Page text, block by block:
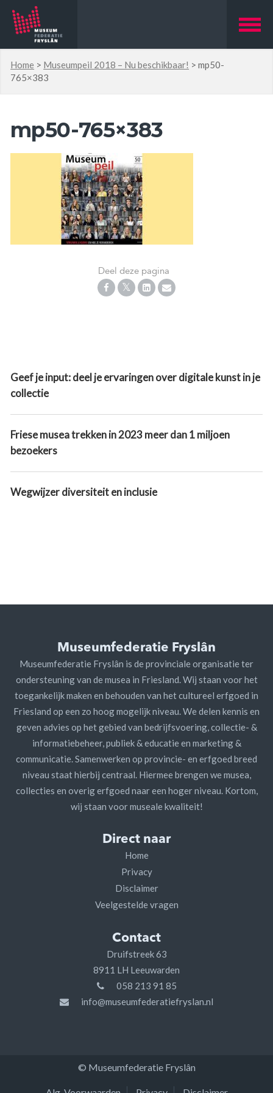
Home > Museumpeil 2018 – Nu beschikbaar! >mp50-
765×383
mp50-765×383
Deel deze pagina
Geef je input: deel je ervaringen over digitale kunst in je
collectie
Friese musea trekken in 2023 meer dan 1 miljoen
bezoekers
Wegwijzer diversiteit en inclusie
Museumfederatie Fryslân
Museumfederatie Fryslân is de provinciale organisatie ter
ondersteuning van de musea in Friesland. Wij staan voor het
toegankelijk maken en behouden van het cultureel erfgoed in
Friesland op een zo hoog mogelijk niveau. We delen kennis en
geven advies op het gebied van bedrijfsvoering, collectie- &
informatiebeheer, publiek & educatie en marketing &
communicatie. Samenwerken op provincie- en erfgoed breed
niveau staat hierbij centraal. Hiermee brengen we musea,
collecties en overig erfgoed naar een hoger niveau. Kortom,
wij staan voor museale kwaliteit!
Direct naar
Home
Privacy
Disclaimer
Veelgestelde vragen
Contact
Druifstreek 63
8911 LH Leeuwarden
058 213 91 85
info@museumfederatiefryslan.nl
© Museumfederatie Fryslân